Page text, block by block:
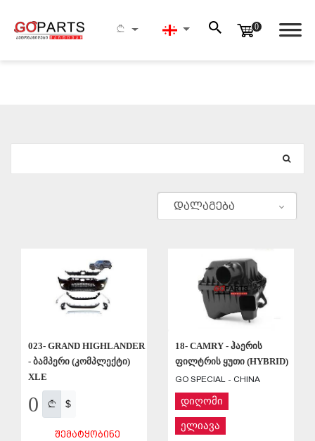
ᲫᲔᲑᲜᲐ
0
დალაგება
023- GRAND HIGHLANDER
- ბამპერი (კომპლექტი)
XLE
0 $
ᲨᲔᲛᲐᲢᲧᲝᲑᲘᲜᲔ
18- CAMRY - ჰაერის
ფილტრის ყუთი (HYBRID)
GO SPECIAL - CHINA
დიღომი
ელიავა